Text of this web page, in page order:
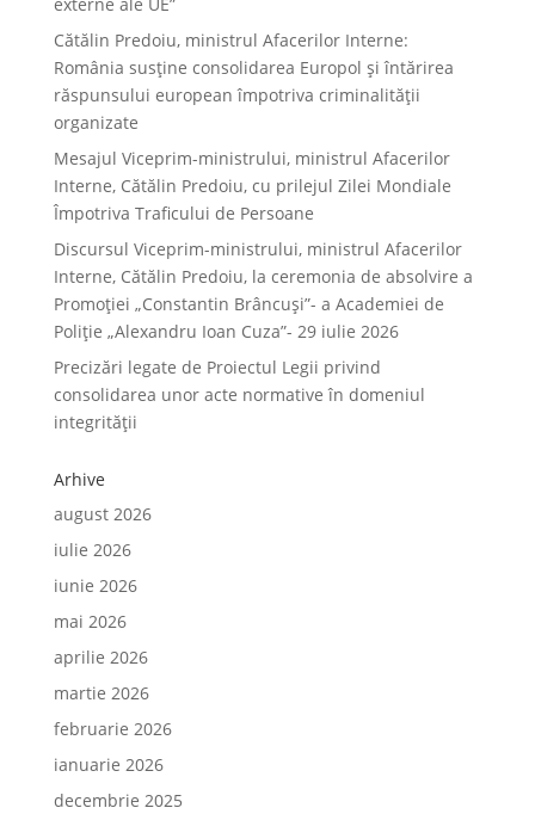
Cătălin Predoiu, ministrul Afacerilor Interne:
România susține consolidarea Europol și întărirea
răspunsului european împotriva criminalității
organizate
Mesajul Viceprim-ministrului, ministrul Afacerilor
Interne, Cătălin Predoiu, cu prilejul Zilei Mondiale
Împotriva Traficului de Persoane
Discursul Viceprim-ministrului, ministrul Afacerilor
Interne, Cătălin Predoiu, la ceremonia de absolvire a
Promoției „Constantin Brâncuși”- a Academiei de
Poliție „Alexandru Ioan Cuza”- 29 iulie 2026
Precizări legate de Proiectul Legii privind
consolidarea unor acte normative în domeniul
integrității
Arhive
august 2026
iulie 2026
iunie 2026
mai 2026
aprilie 2026
martie 2026
februarie 2026
ianuarie 2026
decembrie 2025